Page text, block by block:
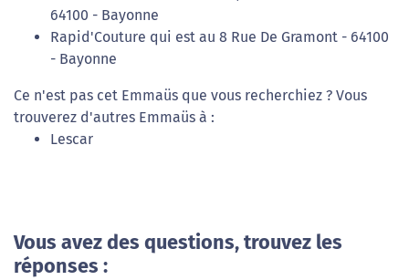
64100 - Bayonne
Rapid'Couture qui est au 8 Rue De Gramont - 64100
- Bayonne
Ce n'est pas cet Emmaüs que vous recherchiez ? Vous
trouverez d'autres Emmaüs à :
Lescar
Vous avez des questions, trouvez les
réponses :